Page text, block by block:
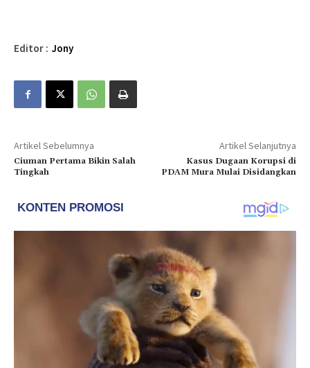
Editor : Jony
Artikel Sebelumnya
Ciuman Pertama Bikin Salah
Tingkah
Artikel Selanjutnya
Kasus Dugaan Korupsi di
PDAM Mura Mulai Disidangkan